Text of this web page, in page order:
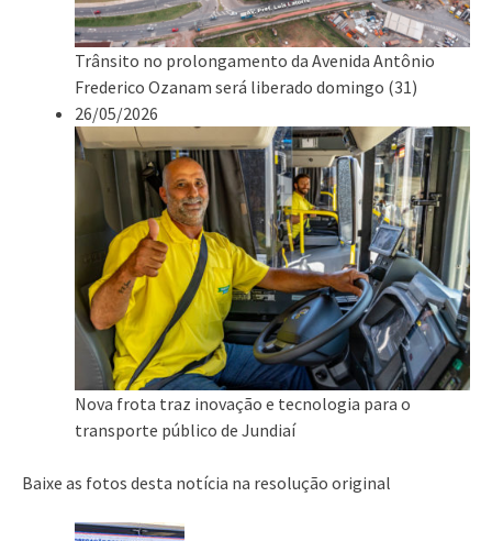
Trânsito no prolongamento da Avenida Antônio
Frederico Ozanam será liberado domingo (31)
26/05/2026
Nova frota traz inovação e tecnologia para o
transporte público de Jundiaí
Baixe as fotos desta notícia na resolução original